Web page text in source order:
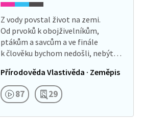
Z vody povstal život na zemi.
Od prvoků k obojživelníkům,
ptákům a savcům a ve finále
k člověku bychom nedošli, nebýt
H2O. Naše planeta by bez vody byla
jen pustinou.…
Přírodověda Vlastivěda · Zeměpis
87 29